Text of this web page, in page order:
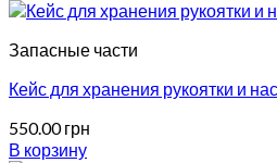
Запасные части
Кейс для хранения рукоятки и
550.00грн
В корзину